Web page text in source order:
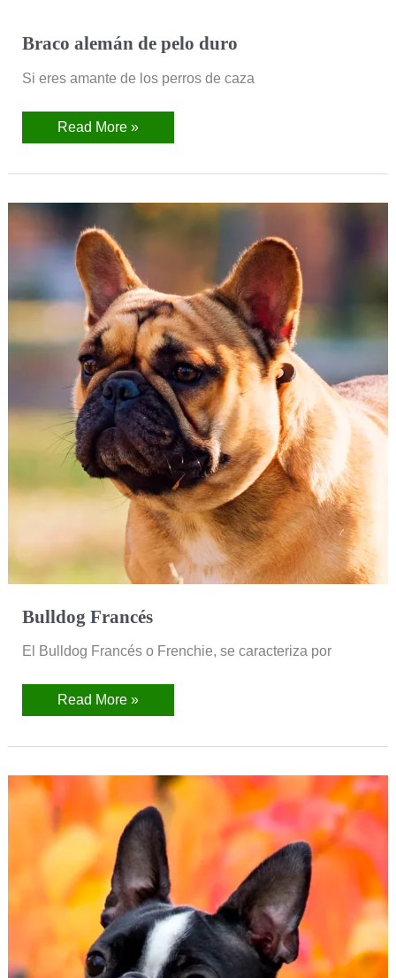
Braco alemán de pelo duro
Si eres amante de los perros de caza
Braco
alemán
pelo
Read More »
Bulldog Francés
El Bulldog Francés o Frenchie, se caracteriza por
Francés
Read More »
Terrier